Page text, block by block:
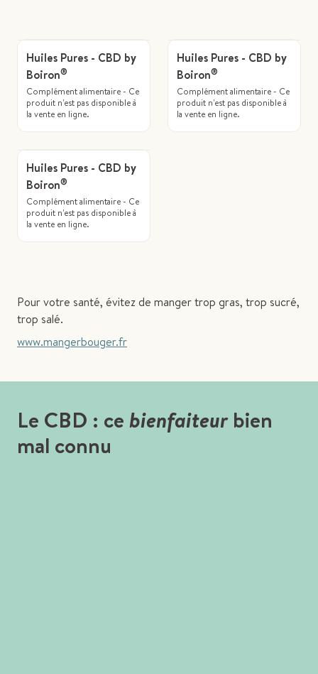
Huiles Pures - CBD by
Boiron®
Complément alimentaire - Ce
produit n'est pas disponible à
la vente en ligne.
Huiles Pures - CBD by
Boiron®
Complément alimentaire - Ce
produit n'est pas disponible à
la vente en ligne.
Huiles Pures - CBD by
Boiron®
Complément alimentaire - Ce
produit n'est pas disponible à
la vente en ligne.
Pour votre santé, évitez de manger trop gras, trop sucré,
trop salé.
www.mangerbouger.fr
Le CBD : ce bienfaiteurbien
mal connu